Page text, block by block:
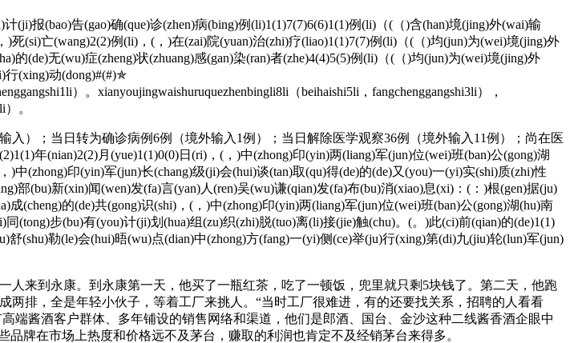
报(bao)告(gao)确(que)诊(zhen)病(bing)例(li)1(1)7(7)6(6)1(1)例(li)（(（)含(han)境(jing)外(wai)输
(si)亡(wang)2(2)例(li)，(，)在(zai)院(yuan)治(zhi)疗(liao)1(1)7(7)例(li)（(（)均(jun)为(wei)境(jing)外
的(de)无(wu)症(zheng)状(zhuang)感(gan)染(ran)者(zhe)4(4)5(5)例(li)（(（)均(jun)为(wei)境(jing)外
行(xing)动(dong)#(#)✯
）。xianyoujingwaishuruquezhenbingli8li（beihaishi5li，fangchenggangshi3li），
。
；当日转为确诊病例6例（境外输入1例）；当日解除医学观察36例（境外输入11例）；尚在医
(nian)2(2)月(yue)1(1)0(0)日(ri)，(，)中(zhong)印(yin)两(liang)军(jun)位(wei)班(ban)公(gong)湖
(zhong)印(yin)军(jun)长(chang)级(ji)会(hui)谈(tan)取(qu)得(de)的(de)又(you)一(yi)实(shi)质(zhi)性
部(bu)新(xin)闻(wen)发(fa)言(yan)人(ren)吴(wu)谦(qian)发(fa)布(bu)消(xiao)息(xi)：(：)根(gen)据(ju)
(cheng)的(de)共(gong)识(shi)，(，)中(zhong)印(yin)两(liang)军(jun)位(wei)班(ban)公(gong)湖(hu)南
(tong)步(bu)有(you)计(ji)划(hua)组(zu)织(zhi)脱(tuo)离(li)接(jie)触(chu)。(。)此(ci)前(qian)的(de)1(1)
(shu)勒(le)会(hui)晤(wu)点(dian)中(zhong)方(fang)一(yi)侧(ce)举(ju)行(xing)第(di)九(jiu)轮(lun)军(jun)
来到永康。到永康第一天，他买了一瓶红茶，吃了一顿饭，兜里就只剩5块钱了。第二天，他跑
排，全是年轻小伙子，等着工厂来挑人。“当时工厂很难进，有的还要找关系，招聘的人看看
酱酒客户群体、多年铺设的销售网络和渠道，他们是郎酒、国台、金沙这种二线酱香酒企眼中
牌在市场上热度和价格远不及茅台，赚取的利润也肯定不及经销茅台来得多。